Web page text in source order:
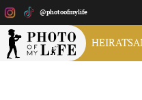
@photoofmylife